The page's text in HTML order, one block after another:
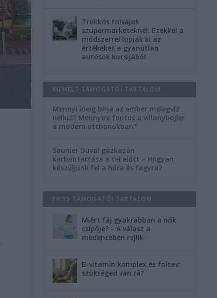
Trükkös tolvajok
szupermarketeknél: Ezekkel a
módszerrel lopják ki az
értékeket a gyanútlan
autósok kocsijából
KIEMELT TÁMOGATÓI TARTALOM
Mennyi ideig bírja az ember melegvíz
nélkül? Mennyire fontos a villanybojler
a modern otthonokban?
Saunier Duval gázkazán
karbantartása a tél előtt – Hogyan
készüljünk fel a hóra és fagyra?
FRISS TÁMOGATÓI TARTALOM
Miért fáj gyakrabban a nők
csípője? – A válasz a
medencében rejlik
B-vitamin komplex és folsav:
szükséged van rá?